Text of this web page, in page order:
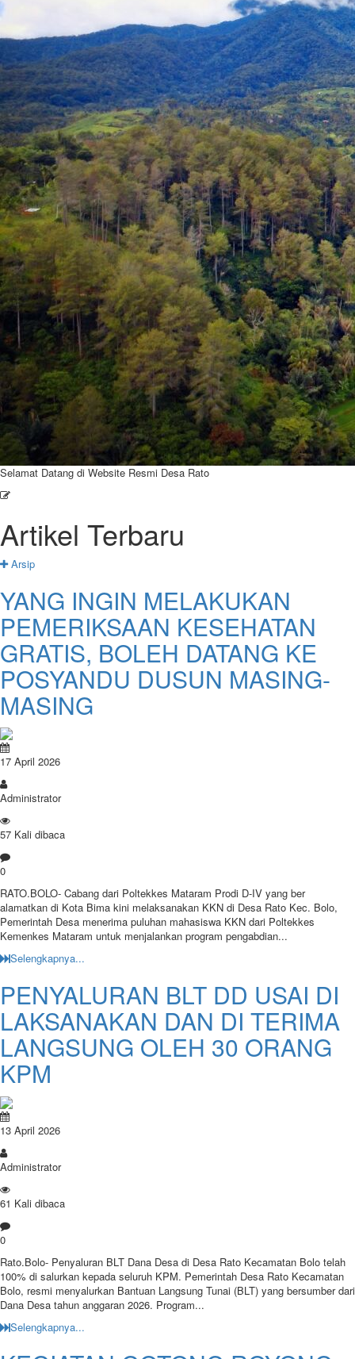
Selamat Datang di Website Resmi Desa Rato
Artikel Terbaru
Arsip
YANG INGIN MELAKUKAN
PEMERIKSAAN KESEHATAN
GRATIS, BOLEH DATANG KE
POSYANDU DUSUN MASING-
MASING
17 April 2026
Administrator
57 Kali dibaca
0
RATO.BOLO- Cabang dari Poltekkes Mataram Prodi D-IV yang ber
alamatkan di Kota Bima kini melaksanakan KKN di Desa Rato Kec. Bolo, ​
Pemerintah Desa menerima puluhan mahasiswa KKN dari Poltekkes
Kemenkes Mataram untuk menjalankan program pengabdian...
Selengkapnya...
PENYALURAN BLT DD USAI DI
LAKSANAKAN DAN DI TERIMA
LANGSUNG OLEH 30 ORANG
KPM
13 April 2026
Administrator
61 Kali dibaca
0
Rato.Bolo- Penyaluran BLT Dana Desa di Desa Rato Kecamatan Bolo telah
100% di salurkan kepada seluruh KPM. ​Pemerintah Desa Rato Kecamatan
Bolo, resmi menyalurkan Bantuan Langsung Tunai (BLT) yang bersumber dari
Dana Desa tahun anggaran 2026. Program...
Selengkapnya...